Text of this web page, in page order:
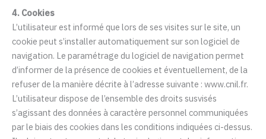
4. Cookies
L’utilisateur est informé que lors de ses visites sur le site, un
cookie peut s’installer automatiquement sur son logiciel de
navigation. Le paramétrage du logiciel de navigation permet
d’informer de la présence de cookies et éventuellement, de la
refuser de la manière décrite à l’adresse suivante : www.cnil.fr.
L’utilisateur dispose de l’ensemble des droits susvisés
s’agissant des données à caractère personnel communiquées
par le biais des cookies dans les conditions indiquées ci-dessus.